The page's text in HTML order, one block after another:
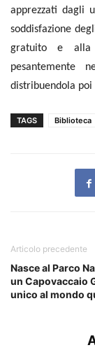
apprezzati dagli
soddisfazione
gratuito e alla
pesantemente
distribuendola poi
TAGS Biblioteca
Articolo precedente
Nasce al Parco
un Capovaccaio
unico al mondo